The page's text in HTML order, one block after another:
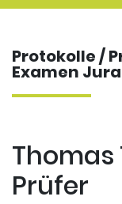
Protokolle /
Examen Jura
Thomas
Prüfer